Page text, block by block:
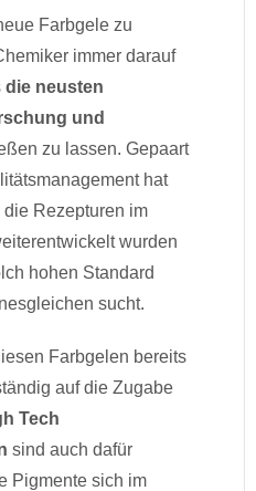
Farbgele zu
immer darauf
die neusten
und
zu lassen. Gepaart
hat
Rezepturen im
wurden
hohen Standard
sucht.
Farbgelen bereits
auf die Zugabe
Tech
sind auch dafür
Pigmente sich im